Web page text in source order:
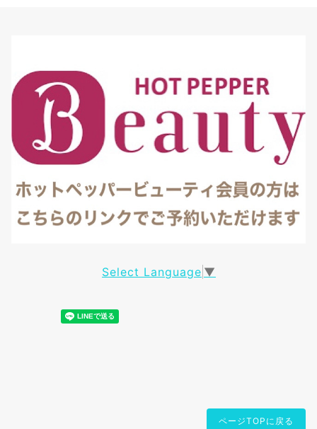
Select Language ▼
ページTOPに戻る